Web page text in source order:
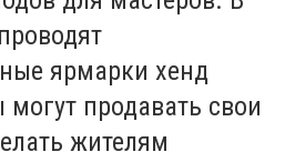
ярмарки хенд
продавать свои
жителям